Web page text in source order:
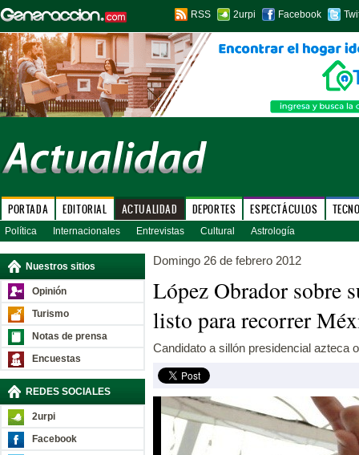
RSS 2urpi Facebook
PORTADA EDITORIAL ACTUALIDAD DEPORTES ESPECTÁCULOS
Política Internacionales Entrevistas Cultural Astrología
Nuestros sitios
Opinión
Turismo
Notas de prensa
Encuestas
REDES SOCIALES
2urpi
Facebook
Domingo 26 de febrero 2012
López Obrador sobre
listo para recorrer
Candidato a sillón presidencial azteca